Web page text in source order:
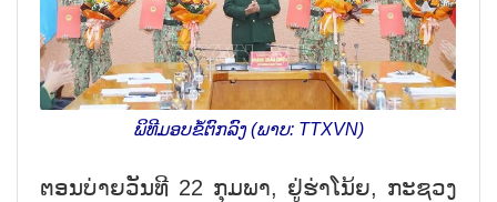
ພິທີມອບຂໍ້ຕົກລົງ (ພາບ: TTXVN)
ຕອນບ່າຍວັນທີ 22 ກຸມພາ, ຢູ່ຮ່າໂນ້ຍ, ກະຊວງ